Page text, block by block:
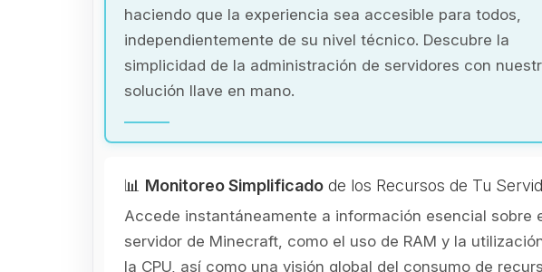
haciendo que la experiencia sea accesible para todos,
independientemente de su nivel técnico. Descubre la
simplicidad de la administración de servidores con
solución llave en mano.
📊 Monitoreo Simplificado de los Recursos de Tu
Accede instantáneamente a información esencial sobre
servidor de Minecraft, como el uso de RAM y la
la CPU, así como una visión global del consumo de